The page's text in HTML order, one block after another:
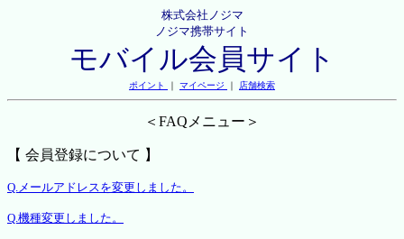
株式会社ノジマ
ノジマ携帯サイト
モバイル会員サイト
ポイント ｜ マイページ ｜ 店舗検索
＜FAQメニュー＞
【 会員登録について 】
Q.メールアドレスを変更しました。
Q.機種変更しました。